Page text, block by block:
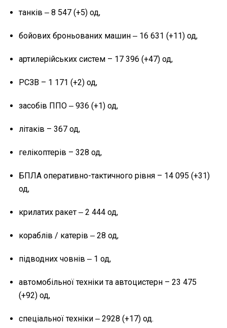
танків ‒ 8 547 (+5) од,
бойових броньованих машин ‒ 16 631 (+11) од,
артилерійських систем – 17 396 (+47) од,
РСЗВ – 1 171 (+2) од,
засобів ППО ‒ 936 (+1) од,
літаків – 367 од,
гелікоптерів – 328 од,
БПЛА оперативно-тактичного рівня – 14 095 (+31)
од,
крилатих ракет ‒ 2 444 од,
кораблів / катерів ‒ 28 од,
підводних човнів ‒ 1 од,
автомобільної техніки та автоцистерн – 23 475
(+92) од,
спеціальної техніки ‒ 2928 (+17) од.